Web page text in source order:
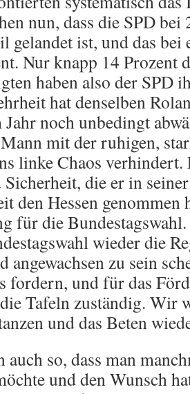
nun, dass die SPD bei
gelandet ist, und das
Nur knapp 14 Prozent
haben also der SPD
hat denselben
Jahr noch unbedingt
mit der ruhigen,
linke Chaos
die er in
den Hessen genommen
für die
wieder die
angewachsen zu sein
fordern, und für das
Tafeln zuständig. Wir
und das Beten
auch so, dass man
und den Wunsch